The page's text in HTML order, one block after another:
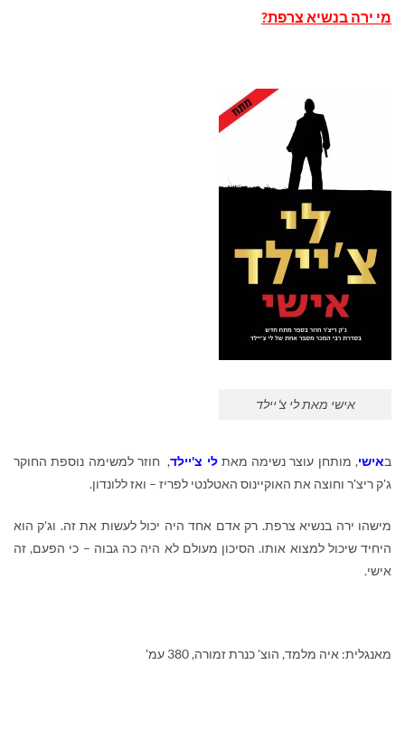
מי ירה בנשיא צרפת?
אישי מאת לי צ'יילד
באישי, מותחן עוצר נשימה מאתלי צ'יילד, חוזר למשימה נוספת החוקר
ג'ק ריצ'ר וחוצה את האוקיינוס האטלנטי לפריז – ואז ללונדון.
מישהו ירה בנשיא צרפת. רק אדם אחד היה יכול לעשות את זה. וג'ק הוא
היחיד שיכול למצוא אותו. הסיכון מעולם לא היה כה גבוה – כי הפעם, זה
אישי.
מאנגלית: איה מלמד, הוצ' כנרת זמורה, 380 עמ'